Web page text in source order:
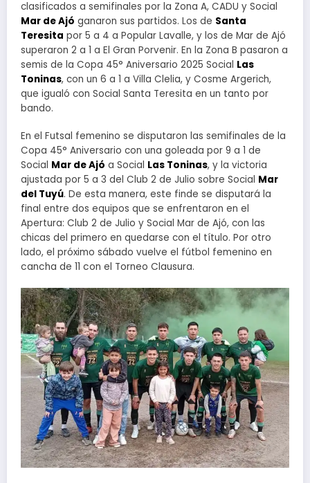
clasificados a semifinales por la Zona A, CADU y Social
Mar de Ajó ganaron sus partidos. Los de Santa
Teresita por 5 a 4 a Popular Lavalle, y los de Mar de Ajó
superaron 2 a 1 a El Gran Porvenir. En la Zona B pasaron a
semis de la Copa 45° Aniversario 2025 Social Las
Toninas, con un 6 a 1 a Villa Clelia, y Cosme Argerich,
que igualó con Social Santa Teresita en un tanto por
bando.
En el Futsal femenino se disputaron las semifinales de la
Copa 45° Aniversario con una goleada por 9 a 1 de
Social Mar de Ajó a Social Las Toninas, y la victoria
ajustada por 5 a 3 del Club 2 de Julio sobre Social Mar
del Tuyú. De esta manera, este finde se disputará la
final entre dos equipos que se enfrentaron en el
Apertura: Club 2 de Julio y Social Mar de Ajó, con las
chicas del primero en quedarse con el título. Por otro
lado, el próximo sábado vuelve el fútbol femenino en
cancha de 11 con el Torneo Clausura.